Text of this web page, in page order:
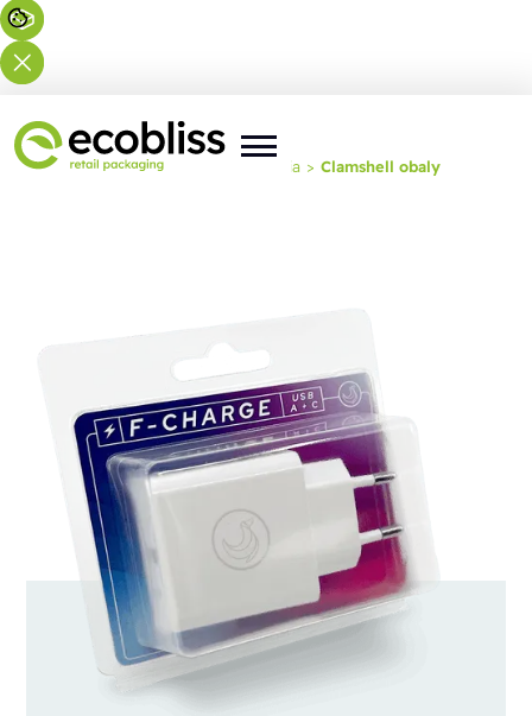
Nachádzate sa tu: Domov Riešenia > Clamshell obaly